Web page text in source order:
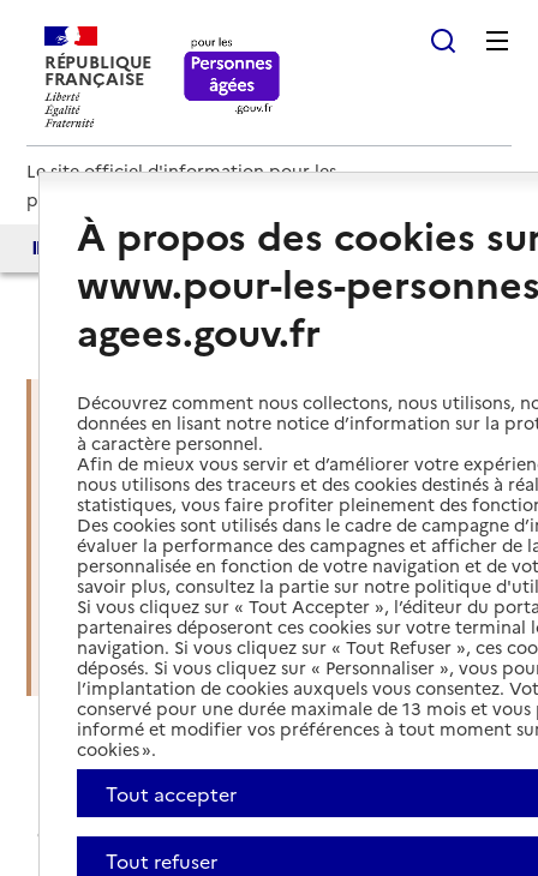
RÉPUBLIQUE
FRANÇAISE
Le site officiel d'information pour les
personnes âgées et les aidants
Accès aux annuaires Accès par besoin
Vous êtes dans une situation
d’urgence ?
Mettre en place des services d'aide et de
soins à domicile
Organiser une sortie d'hospitalisation
Trouver un établissement d'accueil
Annuaires et comparateur de prix
Avec nos annuaires, simplifiez vos recherches,
comparez les prix des EHPAD ou orientez-vous sur le
site de votre département pour vos démarches
À propos des cookies
www.pour-les-
agees.gouv.fr
Découvrez comment nous collectons, nous utilisons,
données en lisant notre notice d’information sur la
à caractère personnel.
Afin de mieux vous servir et d’améliorer votre
nous utilisons des traceurs et des cookies destinés à
statistiques, vous faire profiter pleinement des
Des cookies sont utilisés dans le cadre de campagne
évaluer la performance des campagnes et afficher de
personnalisée en fonction de votre navigation et de
savoir plus, consultez la partie sur notre politique
Si vous cliquez sur « Tout Accepter », l’éditeur du
partenaires déposeront ces cookies sur votre terminal
navigation. Si vous cliquez sur « Tout Refuser », ces
déposés. Si vous cliquez sur « Personnaliser », vous
l’implantation de cookies auxquels vous consentez.
conservé pour une durée maximale de 13 mois et
informé et modifier vos préférences à tout moment
cookies ».
Tout accepter
Tout refuser